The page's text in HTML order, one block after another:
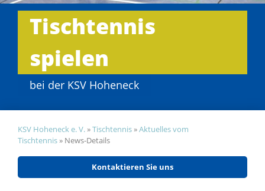
Tischtennis
spielen
bei der KSV Hoheneck
KSV Hoheneck e. V.»Tischtennis»Aktuelles vom
Tischtennis» News-Details
Kontaktieren Sie uns